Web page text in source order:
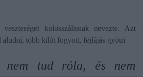
kolosszálisnak nevezte. Azt
aludni, több kilót fogyott, fejfájás gyötri
nem tud róla, és nem